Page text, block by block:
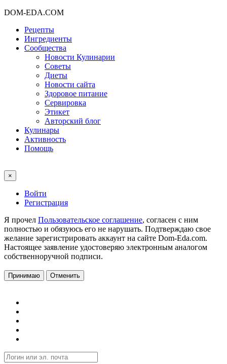
DOM-EDA.COM
Рецепты
Ингредиенты
Сообщества
Новости Кулинарии
Советы
Диеты
Новости сайта
Здоровое питание
Сервировка
Этикет
Авторский блог
Кулинары
Активность
Помощь
×
Войти
Регистрация
Я прочел Пользовательское соглашение, согласен с ним
полностью и обязуюсь его не нарушать. Подтверждаю свое
желание зарегистрировать аккаунт на сайте Dom-Eda.com.
Настоящее заявление удостоверяю электронным аналогом
собственноручной подписи.
Принимаю Отменить